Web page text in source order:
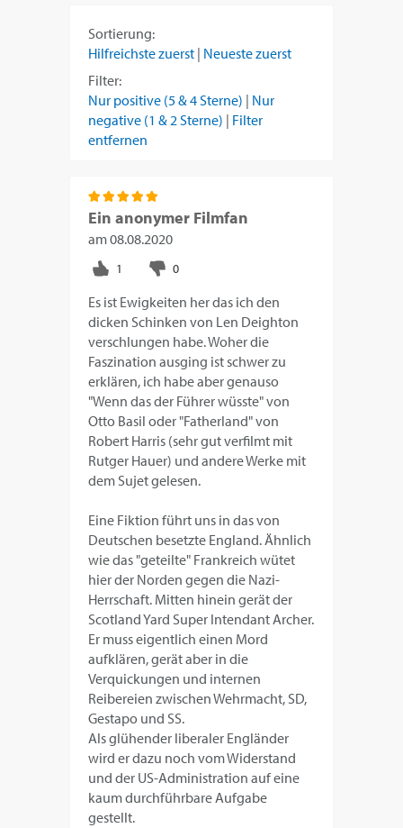
Sortierung:
Hilfreichste zuerst | Neueste zuerst
Filter:
Nur positive (5 & 4 Sterne) | Nur
negative (1 & 2 Sterne) | Filter
entfernen
Ein anonymer Filmfan
am08.08.2020
Es ist Ewigkeiten her das ich den
dicken Schinken von Len Deighton
verschlungen habe. Woher die
Faszination ausging ist schwer zu
erklären, ich habe aber genauso
"Wenn das der Führer wüsste" von
Otto Basil oder "Fatherland" von
Robert Harris (sehr gut verfilmt mit
Rutger Hauer) und andere Werke mit
dem Sujet gelesen.
Eine Fiktion führt uns in das von
Deutschen besetzte England. Ähnlich
wie das "geteilte" Frankreich wütet
hier der Norden gegen die Nazi-
Herrschaft. Mitten hinein gerät der
Scotland Yard Super Intendant Archer.
Er muss eigentlich einen Mord
aufklären, gerät aber in die
Verquickungen und internen
Reibereien zwischen Wehrmacht, SD,
Gestapo und SS.
Als glühender liberaler Engländer
wird er dazu noch vom Widerstand
und der US-Administration auf eine
kaum durchführbare Aufgabe
gestellt.